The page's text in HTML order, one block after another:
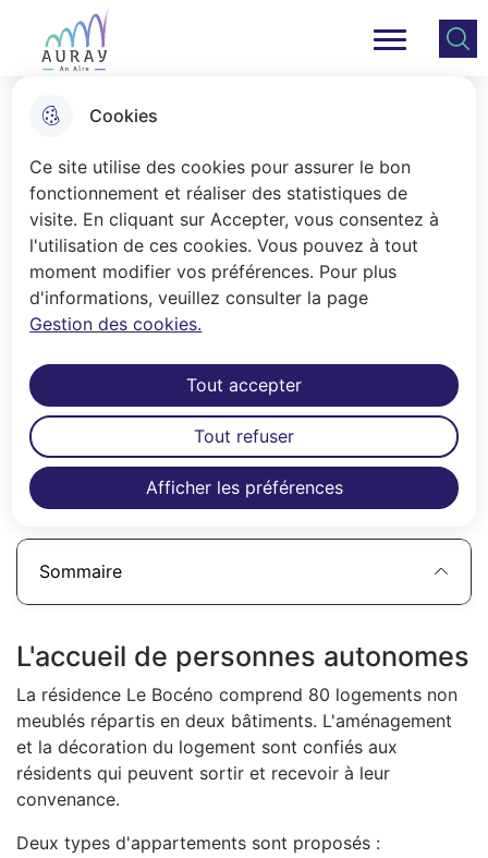
Cookies
Ce site utilise des cookies pour assurer le bon
fonctionnement et réaliser des statistiques de
visite. En cliquant sur Accepter, vous consentez à
l'utilisation de ces cookies. Vous pouvez à tout
moment modifier vos préférences. Pour plus
d'informations, veuillez consulter la page
Gestion des cookies.
Afficher les préférences
Tout accepter
Tout refuser
Aller
au
menu
Consulter
le plan
Ville Auray Menu principal
Bocéno
Accueil
Située rue du Docteur Laënnec, à
proximité du centre-ville et des
commerces, la résidence autonomie
Le Bocéno est un établissement
public géré par le Centre Communal
d'Action Sociale (CCAS).
Sommaire
L'accueil de personnes autonomes
La résidence Le Bocéno comprend 80 logements non
meublés répartis en deux bâtiments. L'aménagement
et la décoration du logement sont confiés aux
résidents qui peuvent sortir et recevoir à leur
convenance.
Deux types d'appartements sont proposés :